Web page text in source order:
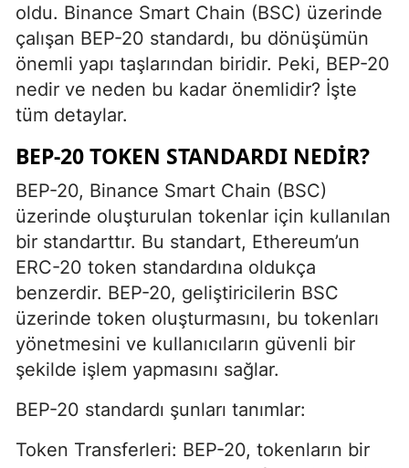
oldu. Binance Smart Chain (BSC) üzerinde
çalışan BEP-20 standardı, bu dönüşümün
önemli yapı taşlarından biridir. Peki, BEP-20
nedir ve neden bu kadar önemlidir? İşte
tüm detaylar.
BEP-20 TOKEN STANDARDI NEDIR?
BEP-20, Binance Smart Chain (BSC)
üzerinde oluşturulan tokenlar için kullanılan
bir standarttır. Bu standart, Ethereum’un
ERC-20 token standardına oldukça
benzerdir. BEP-20, geliştiricilerin BSC
üzerinde token oluşturmasını, bu tokenları
yönetmesini ve kullanıcıların güvenli bir
şekilde işlem yapmasını sağlar.
BEP-20 standardı şunları tanımlar:
Token Transferleri: BEP-20, tokenların bir